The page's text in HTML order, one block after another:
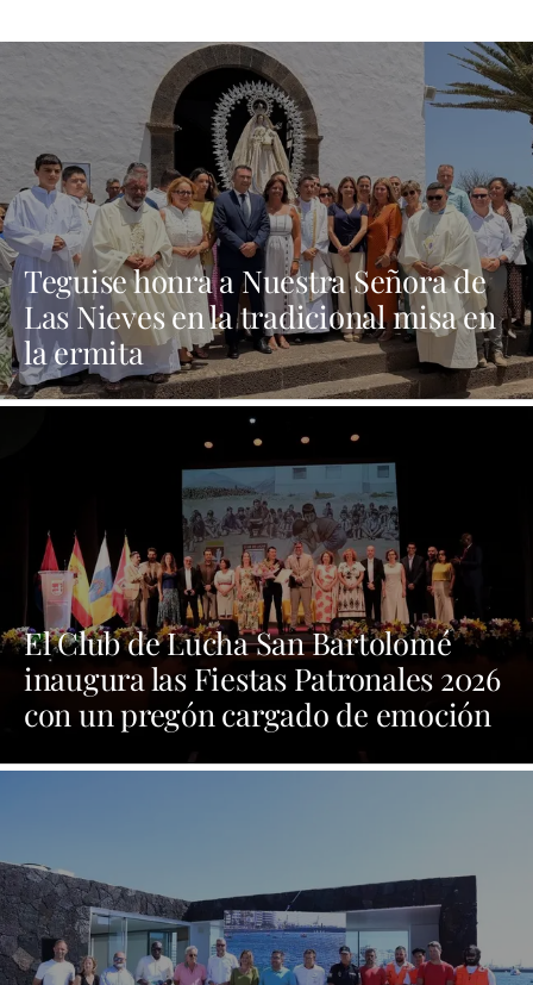
Teguise honra a Nuestra Señora de
Las Nieves en la tradicional misa en
la ermita
El Club de Lucha San Bartolomé
inaugura las Fiestas Patronales 2026
con un pregón cargado de emoción